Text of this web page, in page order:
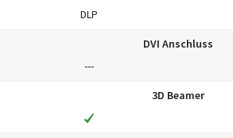
DLP
DVI Anschluss
---
3D Beamer